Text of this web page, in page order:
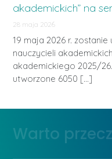
akademickich” na
28 maja 2026
19 maja 2026 r.
nauczycieli
akademickiego 2025/
utworzone 6050 […]
Warto